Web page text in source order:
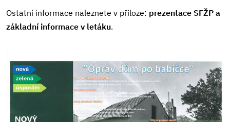
Ostatní informace naleznete v příloze: prezentace SFŽP a
základní informace v letáku.